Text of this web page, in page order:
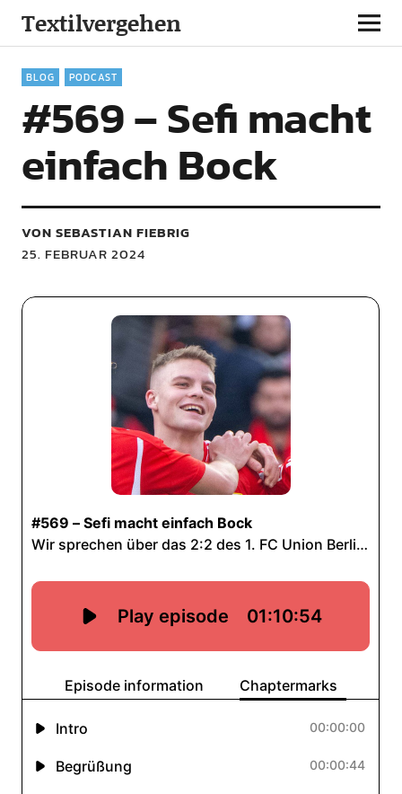
Textilvergehen
BLOG PODCAST
#569 – Sefi macht
einfach Bock
VON SEBASTIAN FIEBRIG
25. FEBRUAR 2024